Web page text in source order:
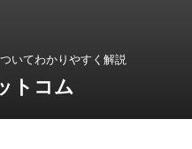
いてわかりやすく解説
トコム